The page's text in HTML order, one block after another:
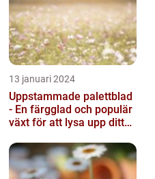
13 januari 2024
Uppstammade palettblad
- En färgglad och populär
växt för att lysa upp ditt